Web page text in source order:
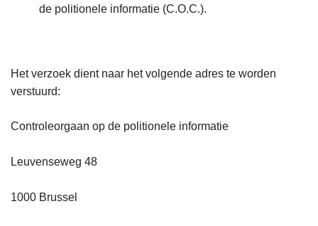
de politionele informatie (C.O.C.).
Het verzoek dient naar het volgende adres te worden
verstuurd:
Controleorgaan op de politionele informatie
Leuvenseweg 48
1000 Brussel